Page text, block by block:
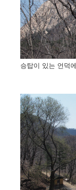
승탑이 있는 언덕